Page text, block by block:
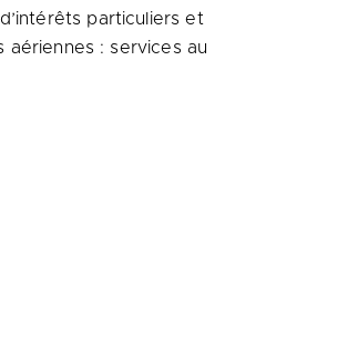
particuliers et
: services au